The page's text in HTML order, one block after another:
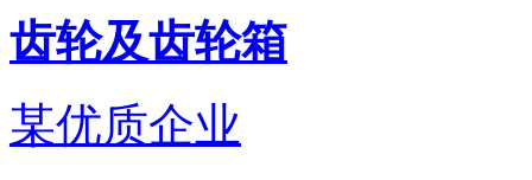
齿轮及齿轮箱
某优质企业